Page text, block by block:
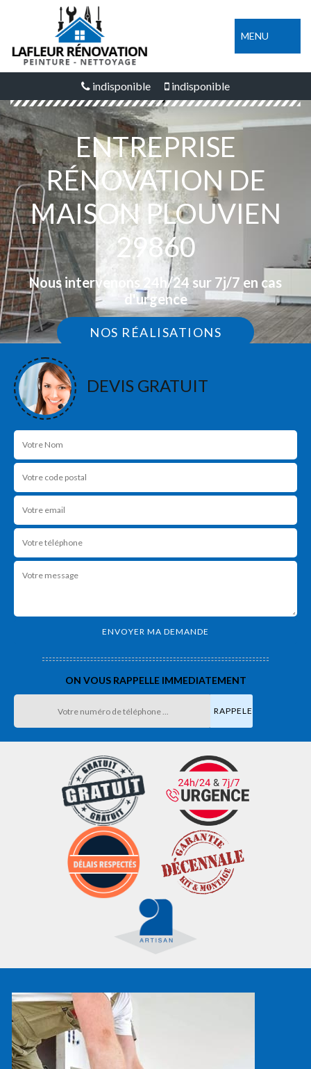
MENU
indisponible indisponible
ENTREPRISE
RÉNOVATION DE
MAISON PLOUVIEN
29860
Nous intervenons 24h/24 sur 7j/7 en cas
d'urgence
NOS RÉALISATIONS
DEVIS GRATUIT
ON VOUS RAPPELLE IMMEDIATEMENT